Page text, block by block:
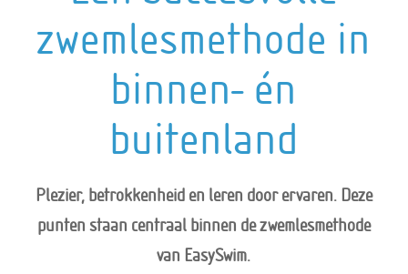
zwemlesmethode in
binnen- én
buitenland
Plezier, betrokkenheid en leren door ervaren. Deze
punten staan centraal binnen de zwemlesmethode
van EasySwim.